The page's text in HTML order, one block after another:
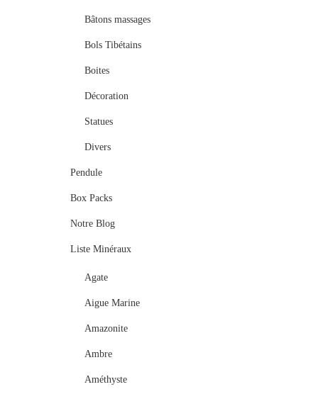
Bâtons massages
Bols Tibétains
Boites
Décoration
Statues
Divers
Pendule
Box Packs
Notre Blog
Liste Minéraux
Agate
Aigue Marine
Amazonite
Ambre
Améthyste